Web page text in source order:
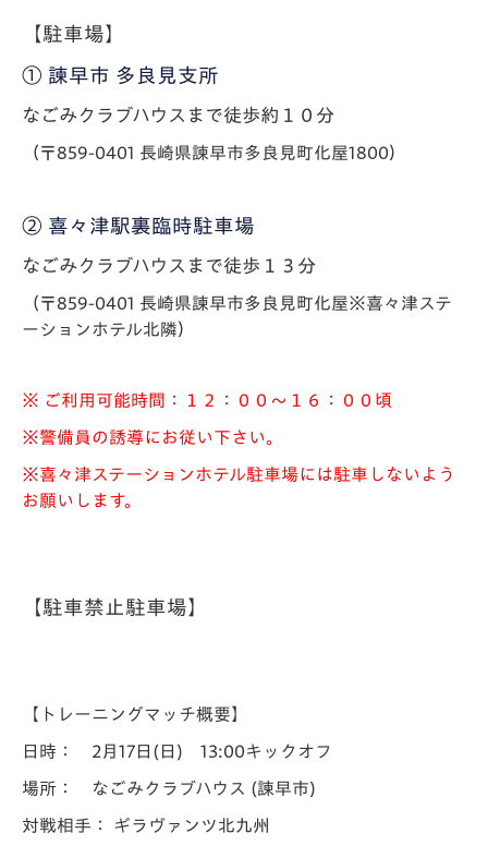
【駐車場】
① 諫早市 多良見支所
なごみクラブハウスまで徒歩約１０分
（〒859-0401 長崎県諫早市多良見町化屋1800）
② 喜々津駅裏臨時駐車場
なごみクラブハウスまで徒歩１３分
（〒859-0401 長崎県諫早市多良見町化屋※喜々津ステ
ーションホテル北隣）
※ ご利用可能時間：１２：００～１６：００頃
※警備員の誘導にお従い下さい。
※喜々津ステーションホテル駐車場には駐車しないよう
お願いします。
【駐車禁止駐車場】
【トレーニングマッチ概要】
日時： 2月17日(日) 13:00キックオフ
場所： なごみクラブハウス (諫早市)
対戦相手： ギラヴァンツ北九州